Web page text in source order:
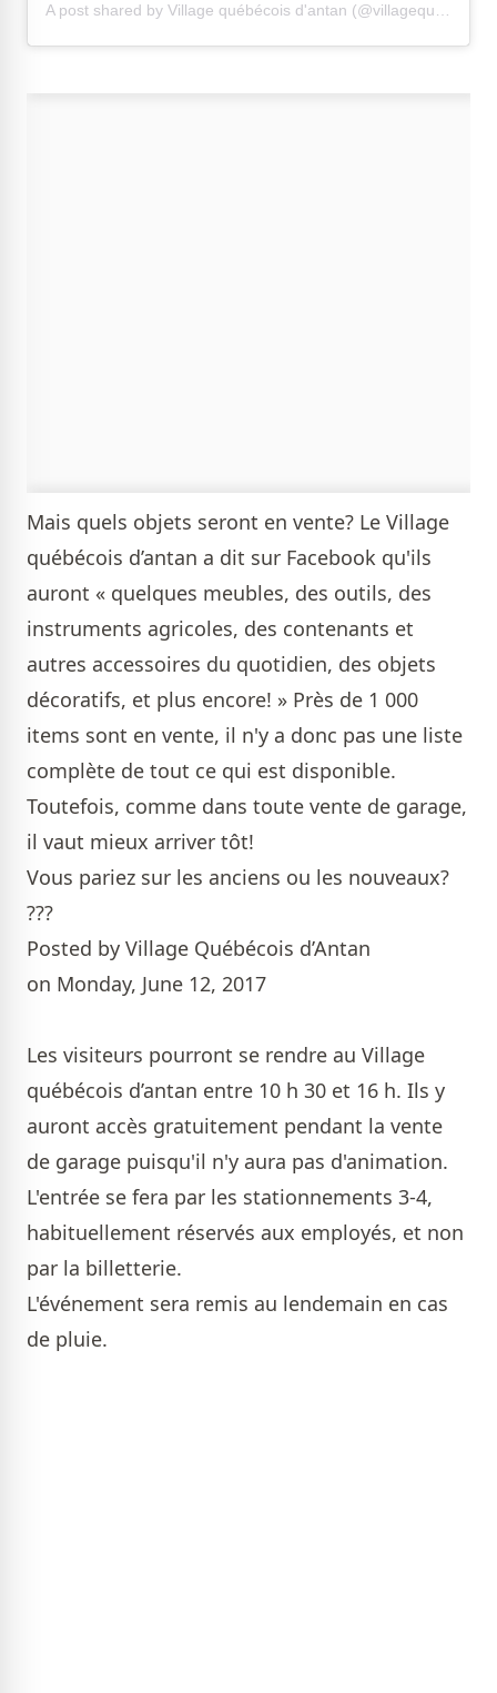
A post shared by Village québécois d'antan (@villagequebecois)
Mais quels objets seront en vente? Le Village
québécois d’antan a dit sur Facebook qu'ils
auront « quelques meubles, des outils, des
instruments agricoles, des contenants et
autres accessoires du quotidien, des objets
décoratifs, et plus encore! » Près de 1 000
items sont en vente, il n'y a donc pas une liste
complète de tout ce qui est disponible.
Toutefois, comme dans toute vente de garage,
il vaut mieux arriver tôt!
Vous pariez sur les anciens ou les nouveaux?
???
Posted by Village Québécois d’Antan
on Monday, June 12, 2017
Les visiteurs pourront se rendre au Village
québécois d’antan entre 10 h 30 et 16 h. Ils y
auront accès gratuitement pendant la vente
de garage puisqu'il n'y aura pas d'animation.
L'entrée se fera par les stationnements 3-4,
habituellement réservés aux employés, et non
par la billetterie.
L'événement sera remis au lendemain en cas
de pluie.